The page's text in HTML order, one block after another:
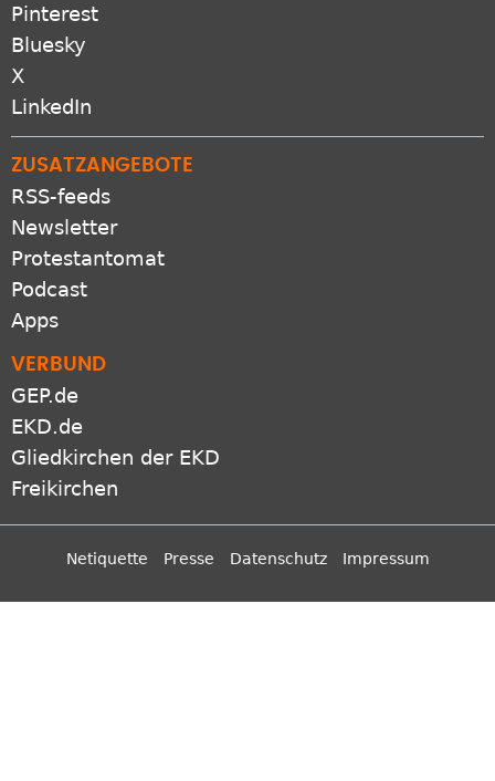
Pinterest
Bluesky
X
LinkedIn
ZUSATZANGEBOTE
RSS-feeds
Newsletter
Protestantomat
Podcast
Apps
VERBUND
GEP.de
EKD.de
Gliedkirchen der EKD
Freikirchen
Netiquette Presse Datenschutz Impressum